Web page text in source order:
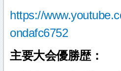
https://
ondafc6752
主要大会優勝歴：